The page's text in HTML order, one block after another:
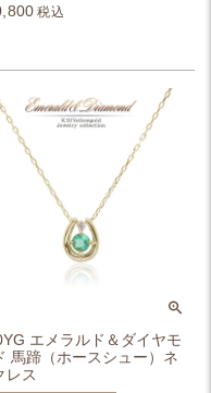
税込
エメラルド＆ダイヤモ
馬蹄（ホースシュー）ネ
レス